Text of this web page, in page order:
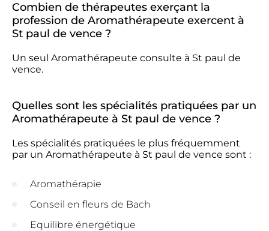
Combien de thérapeutes exerçant la
profession de Aromathérapeute exercent à
St paul de vence ?
Un seul Aromathérapeute consulte à St paul de
vence.
Quelles sont les spécialités pratiquées par un
Aromathérapeute à St paul de vence ?
Les spécialités pratiquées le plus fréquemment
par un Aromathérapeute à St paul de vence sont :
Aromathérapie
Conseil en fleurs de Bach
Equilibre énergétique